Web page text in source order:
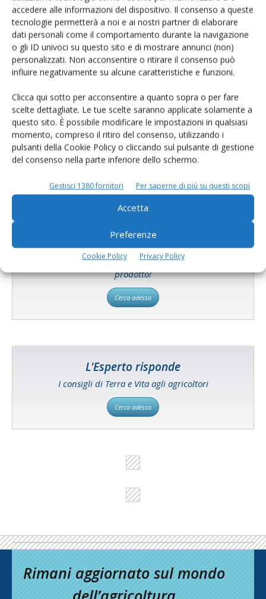
accedere alle informazioni del dispositivo. Il consenso a queste
tecnologie permetterà a noi e ai nostri partner di elaborare
dati personali come il comportamento durante la navigazione
o gli ID univoci su questo sito e di mostrare annunci (non)
personalizzati. Non acconsentire o ritirare il consenso può
influire negativamente su alcune caratteristiche e funzioni.
Clicca qui sotto per acconsentire a quanto sopra o per fare
scelte dettagliate. Le tue scelte saranno applicate solamente a
questo sito. È possibile modificare le impostazioni in qualsiasi
momento, compreso il ritiro del consenso, utilizzando i
pulsanti della Cookie Policy o cliccando sul pulsante di gestione
del consenso nella parte inferiore dello schermo.
Gestisci 1380 fornitori Per saperne di più su questi scopi
Accetta
Preferenze
Cookie Policy Privacy Policy
Cooperative – Fondamentali per la
zootecnia del Friuli-Venezia Giulia
Di Adriano Del Fabro 8 Settembre 2015
E-magazine
Tecniche, prodotti e servizi dalle aziende
Catalogo Aziende e Prodotti
Un modo semplice per cercare un'azienda o un
prodotto!
Cerca adesso
L'Esperto risponde
I consigli di Terra e Vita agli agricoltori
Cerca adesso
Rimani aggiornato sul mondo